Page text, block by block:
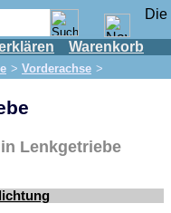
Warenkorb
> Vorderachse >
Lenkgetriebe